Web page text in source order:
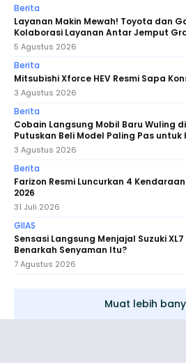
Berita
Layanan Makin Mewah! Toyota dan
Kolaborasi Layanan Antar Jemput
5 Agustus 2026
Berita
Mitsubishi Xforce HEV Resmi Sapa
3 Agustus 2026
Berita
Cobain Langsung Mobil Baru Wuling
Putuskan Beli Model Paling Pas untuk
3 Agustus 2026
Berita
Farizon Resmi Luncurkan 4
2026
31 Juli 2026
GIIAS
Sensasi Langsung Menjajal Suzuki
Benarkah Senyaman Itu?
7 Agustus 2026
Muat lebih